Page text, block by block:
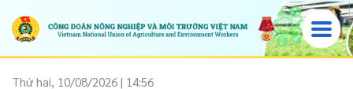
Thứ hai, 10/08/2026 | 14:56